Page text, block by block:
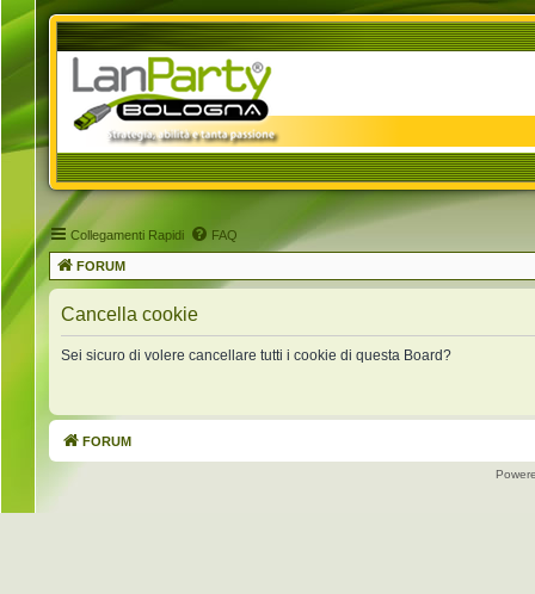
Collegamenti Rapidi FAQ
FORUM
Cancella cookie
Sei sicuro di volere cancellare tutti i cookie di questa Board?
FORUM